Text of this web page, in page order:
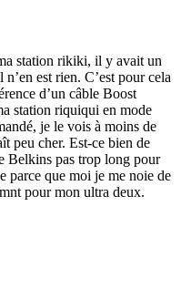
station rikiki, il y avait un
est rien. C’est pour cela
d’un câble Boost
station riquiqui en mode
je le vois à moins de
peu cher. Est-ce bien de
Belkins pas trop long pour
parce que moi je me noie de
pour mon ultra deux.